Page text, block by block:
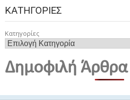
ΚΑΤΗΓΟΡΊΕΣ
Κατηγορίες
Δημοφιλή Άρθρα